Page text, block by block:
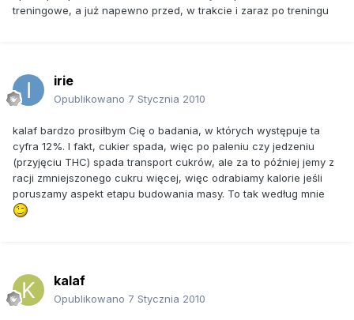
treningowe, a już napewno przed, w trakcie i zaraz po treningu
irie
Opublikowano 7 Stycznia 2010
kalaf bardzo prosiłbym Cię o badania, w których występuje ta
cyfra 12%. I fakt, cukier spada, więc po paleniu czy jedzeniu
(przyjęciu THC) spada transport cukrów, ale za to później jemy z
racji zmniejszonego cukru więcej, więc odrabiamy kalorie jeśli
poruszamy aspekt etapu budowania masy. To tak według mnie
kalaf
Opublikowano 7 Stycznia 2010